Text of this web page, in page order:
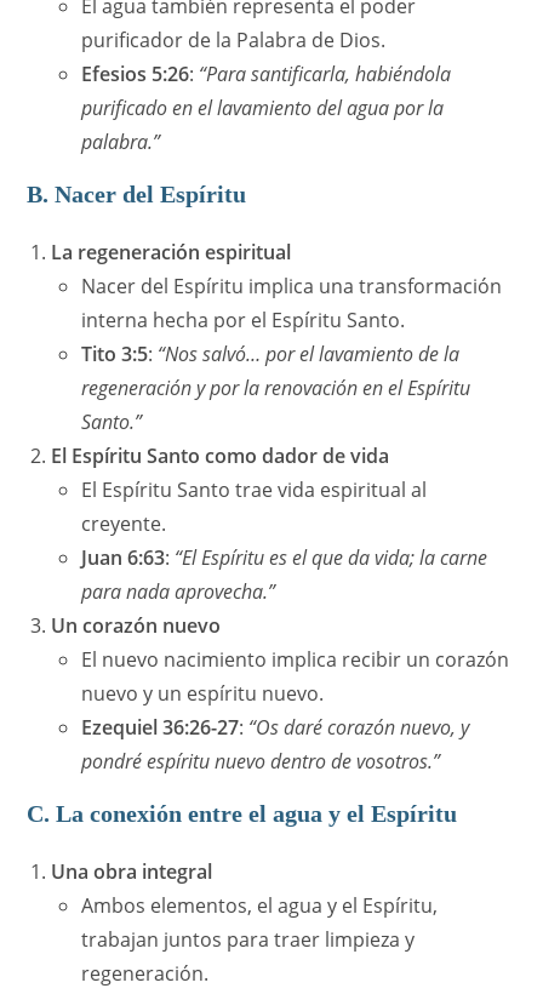
El agua también representa el poder
purificador de la Palabra de Dios.
Efesios 5:26: “Para santificarla, habiéndola
purificado en el lavamiento del agua por la
palabra.”
B. Nacer del Espíritu
La regeneración espiritual
Nacer del Espíritu implica una transformación
interna hecha por el Espíritu Santo.
Tito 3:5: “Nos salvó… por el lavamiento de la
regeneración y por la renovación en el Espíritu
Santo.”
El Espíritu Santo como dador de vida
El Espíritu Santo trae vida espiritual al
creyente.
Juan 6:63: “El Espíritu es el que da vida; la carne
para nada aprovecha.”
Un corazón nuevo
El nuevo nacimiento implica recibir un corazón
nuevo y un espíritu nuevo.
Ezequiel 36:26-27: “Os daré corazón nuevo, y
pondré espíritu nuevo dentro de vosotros.”
C. La conexión entre el agua y el Espíritu
Una obra integral
Ambos elementos, el agua y el Espíritu,
trabajan juntos para traer limpieza y
regeneración.